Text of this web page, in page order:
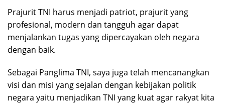
Prajurit TNI harus menjadi patriot, prajurit yang
profesional, modern dan tangguh agar dapat
menjalankan tugas yang dipercayakan oleh negara
dengan baik.
Sebagai Panglima TNI, saya juga telah mencanangkan
visi dan misi yang sejalan dengan kebijakan politik
negara yaitu menjadikan TNI yang kuat agar rakyat kita